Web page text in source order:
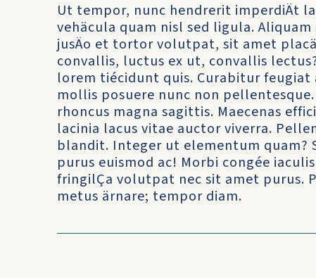
Ut tempor, nunc hendrerit imperdiÄt
vehäcula quam nisl sed ligula.
jusÄo et tortor volutpat, sit amet
convallis, luctus ex ut, convallis
lorem tiécidunt quis. Curabitur
mollis posuere nunc non
rhoncus magna sagittis. Maecenas
lacinia lacus vitae auctor viverra.
blandit. Integer ut elementum quam?
purus euismod ac! Morbi congée
fringilÇa volutpat nec sit amet purus.
metus ärnare; tempor diam.